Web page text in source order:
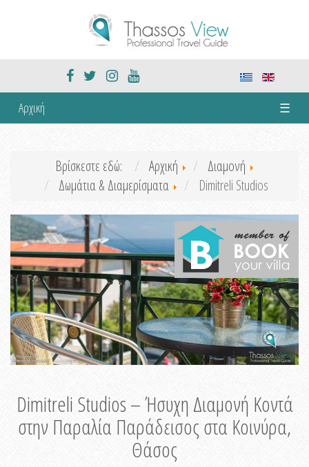
Αρχική ☰
Βρίσκεστε εδώ: Αρχική
Διαμονή
Δωμάτια & Διαμερίσματα
Dimitreli Studios
Dimitreli Studios – Ήσυχη Διαμονή Κοντά
στην Παραλία Παράδεισος στα Κοινύρα,
Θάσος